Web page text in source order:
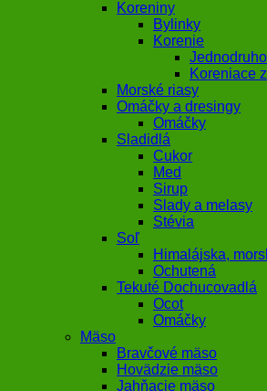
Koreniny
Bylinky
Korenie
Koreniace
Morské riasy
Omáčky a dresingy
Omáčky
Sladidlá
Cukor
Med
Sirup
Slady a melasy
Stévia
Soľ
Himalájska,
Ochutená
Tekuté Dochucovadlá
Ocot
Omáčky
Mäso
Bravčové mäso
Hovädzie mäso
Jahňacie mäso